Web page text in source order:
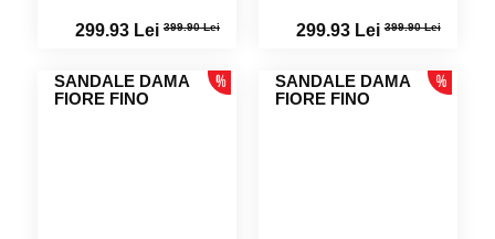
299.93 Lei 399.90 Lei 299.93 Lei399.90 Lei
SANDALE DAMA
FIORE FINO
SANDALE DAMA
FIORE FINO